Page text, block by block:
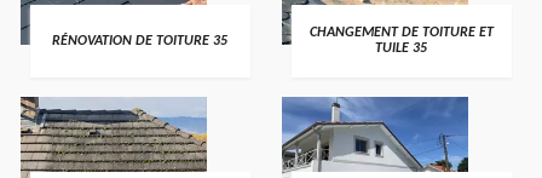
RÉNOVATION DE TOITURE 35
CHANGEMENT DE TOITURE ET
TUILE 35